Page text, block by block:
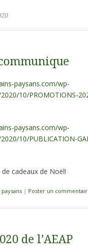
paysans.com/wp-
10/PROMOTIONS-
paysans.com/wp-
10/PUBLICATION-
cadeaux de Noël!
| Poster un
de l’AEAP